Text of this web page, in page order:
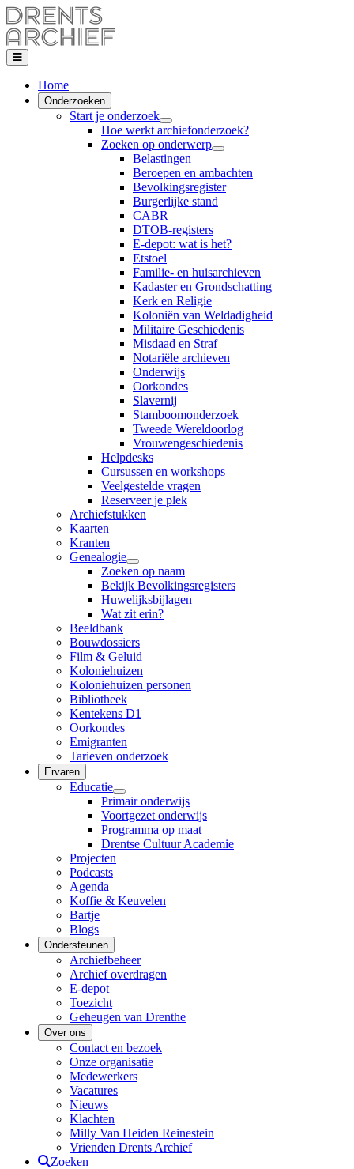
Home
Onderzoeken
Start je onderzoek
Hoe werkt archiefonderzoek?
Zoeken op onderwerp
Belastingen
Beroepen en ambachten
Bevolkingsregister
Burgerlijke stand
CABR
DTOB-registers
E-depot: wat is het?
Etstoel
Familie- en huisarchieven
Kadaster en Grondschatting
Kerk en Religie
Koloniën van Weldadigheid
Militaire Geschiedenis
Misdaad en Straf
Notariële archieven
Onderwijs
Oorkondes
Slavernij
Stamboomonderzoek
Tweede Wereldoorlog
Vrouwengeschiedenis
Helpdesks
Cursussen en workshops
Veelgestelde vragen
Reserveer je plek
Archiefstukken
Kaarten
Kranten
Genealogie
Zoeken op naam
Bekijk Bevolkingsregisters
Huwelijksbijlagen
Wat zit erin?
Beeldbank
Bouwdossiers
Film & Geluid
Koloniehuizen
Koloniehuizen personen
Bibliotheek
Kentekens D1
Oorkondes
Emigranten
Tarieven onderzoek
Ervaren
Educatie
Primair onderwijs
Voortgezet onderwijs
Programma op maat
Drentse Cultuur Academie
Projecten
Podcasts
Agenda
Koffie & Keuvelen
Bartje
Blogs
Ondersteunen
Archiefbeheer
Archief overdragen
E-depot
Toezicht
Geheugen van Drenthe
Over ons
Contact en bezoek
Onze organisatie
Medewerkers
Vacatures
Nieuws
Klachten
Milly Van Heiden Reinestein
Vrienden Drents Archief
Zoeken